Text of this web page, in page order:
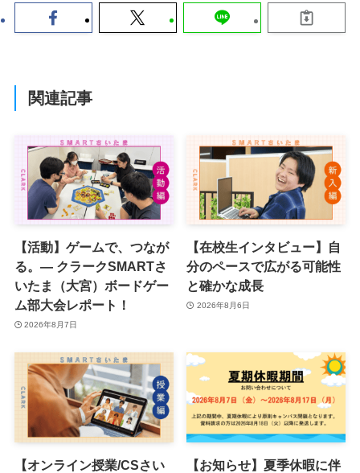
関連記事
【活動】ゲームで、つなが
る。― クラークSMARTさ
いたま（大宮）ボードゲー
ム部大会レポート！
2026年8月7日
【在校生インタビュー】自
分のペースで広がる可能性
と確かな成長
2026年8月6日
【オンライン授業/CSさい
【お知らせ】夏季休暇に伴